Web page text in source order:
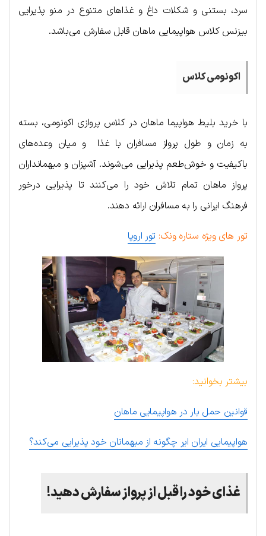
سرد، بستنی و شکلات داغ و غذاهای متنوع در منو پذیرایی
بیزنس کلاس هواپیمایی ماهان قابل سفارش می‌باشد.
اکونومی کلاس
با خرید بلیط هواپیما ماهان در کلاس پروازی اکونومی، بسته
به زمان و طول پرواز مسافران با غذا و میان وعده‌های
باکیفیت و خوش‌طعم پذیرایی می‌شوند. آشپزان و میهمانداران
پرواز ماهان تمام تلاش خود را می‌کنند تا پذیرایی درخور
فرهنگ ایرانی را به مسافران ارائه دهند.
تور های ویژه ستاره ونک: تور اروپا
بیشتر بخوانید:
قوانین حمل بار در هواپیمایی ماهان
هواپیمایی ایران ایر چگونه از میهمانان خود پذیرایی می‌کند؟
غذای خود را قبل از پرواز سفارش دهید!